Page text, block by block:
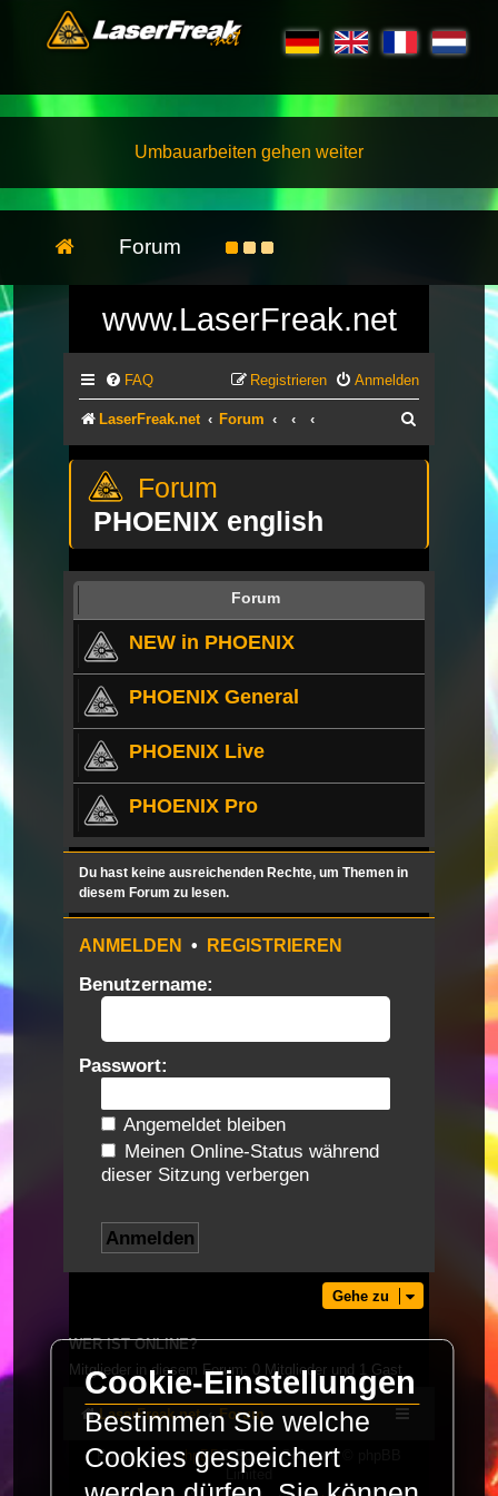
Umbauarbeiten gehen weiter
Forum
www.LaserFreak.net
FAQ Anmelden
Registrieren
LaserFreak.net Forum
PHOENIX english
Forum
NEW in PHOENIX
PHOENIX General
PHOENIX Live
PHOENIX Pro
Du hast keine ausreichenden Rechte, um Themen in
diesem Forum zu lesen.
ANMELDEN • REGISTRIEREN
Benutzername:
Passwort:
Angemeldet bleiben
Meinen Online-Status während
dieser Sitzung verbergen
Gehe zu
WER IST ONLINE?
Mitglieder in diesem Forum: 0 Mitglieder und 1 Gast
LaserFreak.net Forum
Powered byphpBB® Forum Software © phpBB
Limited
Cookie-Einstellungen
Bestimmen Sie welche
Cookies gespeichert